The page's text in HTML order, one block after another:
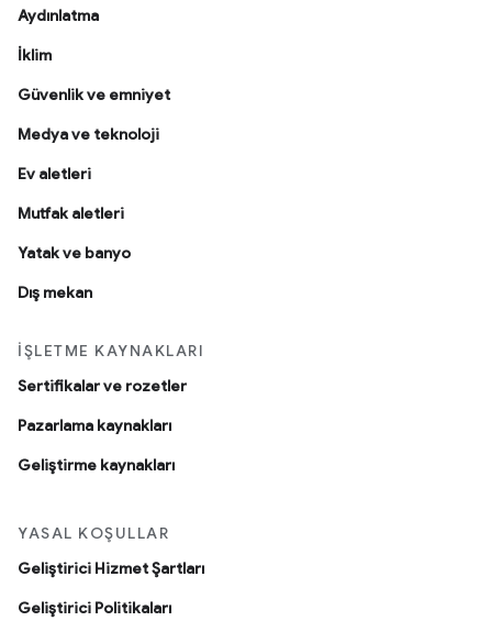
Aydınlatma
İklim
Güvenlik ve emniyet
Medya ve teknoloji
Ev aletleri
Mutfak aletleri
Yatak ve banyo
Dış mekan
İŞLETME KAYNAKLARI
Sertifikalar ve rozetler
Pazarlama kaynakları
Geliştirme kaynakları
YASAL KOŞULLAR
Geliştirici Hizmet Şartları
Geliştirici Politikaları